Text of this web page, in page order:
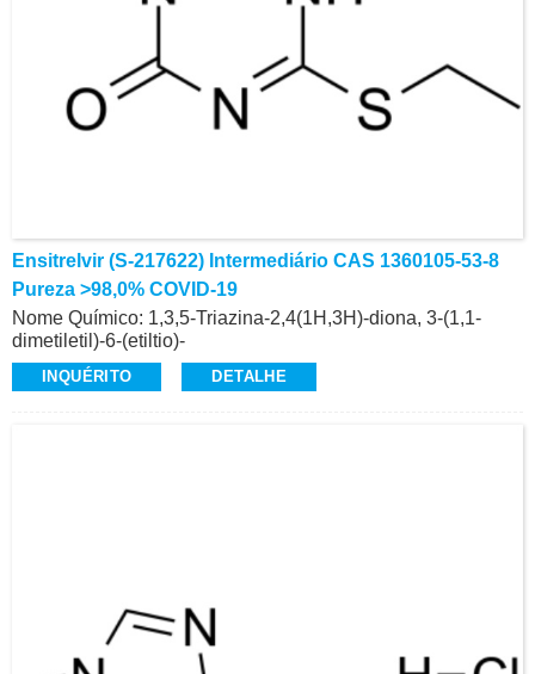
Ensitrelvir (S-217622) Intermediário CAS 1360105-53-8
Pureza >98,0% COVID-19
Nome Químico: 1,3,5-Triazina-2,4(1H,3H)-diona, 3-(1,1-
dimetiletil)-6-(etiltio)-
CAS: 1360105-53-8
Pureza: >98,0% (HPLC)
INQUÉRITO DETALHE